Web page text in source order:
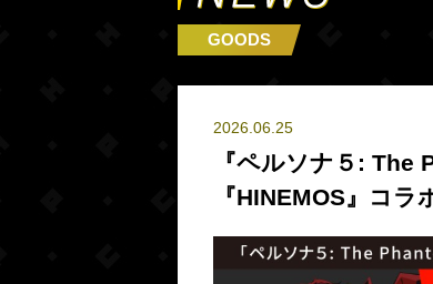
GOODS
2026.06.25
『ペルソナ５: The
『HINEMOS』コラ